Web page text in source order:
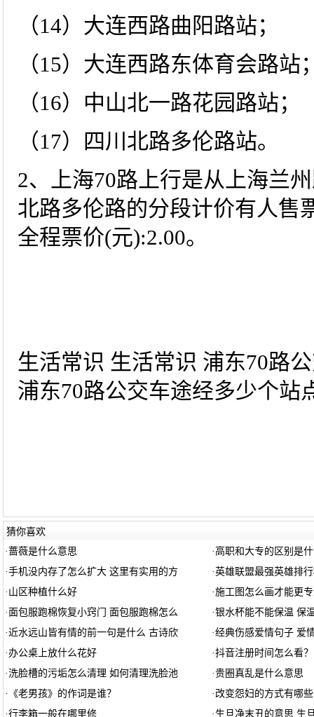
（14）大连西路曲阳路站；
（15）大连西路东体育会路站
（16）中山北一路花园路站；
（17）四川北路多伦路站。
2、上海70路上行是从上海兰
北路多伦路的分段计价有人售
全程票价(元):2.00。
生活常识 生活常识 浦东70路
浦东70路公交车途经多少个站
猜你喜欢
·蔷薇是什么意思 · 高职和大专的区别是
·手机没内存了怎么扩大 这里有实用的方 ·英雄联盟最强英雄排
· 山区种植什么好 ·施工图怎么画才能更
· 面包服跑棉恢复小窍门 面包服跑棉怎么 ·银水杯能不能保温 保
·近水远山皆有情的前一句是什么 古诗欣 ·经典伤感爱情句子 爱
·办公桌上放什么花好 ·抖音注册时间怎么看？
· 洗脸槽的污垢怎么清理 如何清理洗脸池 ·贵圈真乱是什么意思
· 《老男孩》的作词是谁？ · 改变怨妇的方式有哪些
·行李箱一般在哪里修 · 生旦净末丑的意思 生